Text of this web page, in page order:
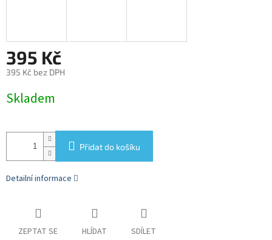
395 Kč
395 Kč bez DPH
cena:
Skladem
Přidat do košíku
Detailní informace
ZEPTAT SE HLÍDAT SDÍLET